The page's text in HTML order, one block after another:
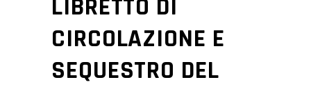
LIBRETTO DI
CIRCOLAZIONE E
SEQUESTRO DEL